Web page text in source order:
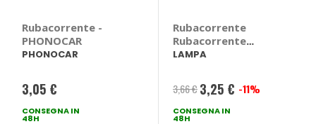
Rubacorrente -
PHONOCAR
PHONOCAR
3,05 €
CONSEGNA IN
48H
Rubacorrente
Rubacorrente
Standard - LAMPA
LAMPA
3,66 € Prezzo
speciale
3,25 € -11%
CONSEGNA IN
48H